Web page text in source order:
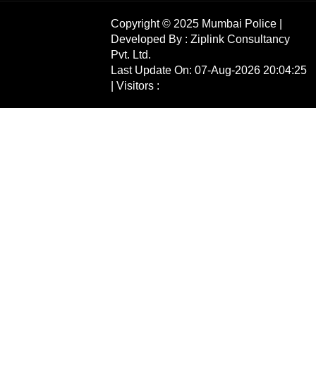
Copyright © 2025 Mumbai Police |
Developed By : Ziplink Consultancy
Pvt. Ltd.
Last Update On: 07-Aug-2026 20:04:25
| Visitors :